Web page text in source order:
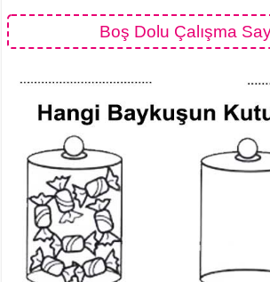
Boş Dolu Çalışma